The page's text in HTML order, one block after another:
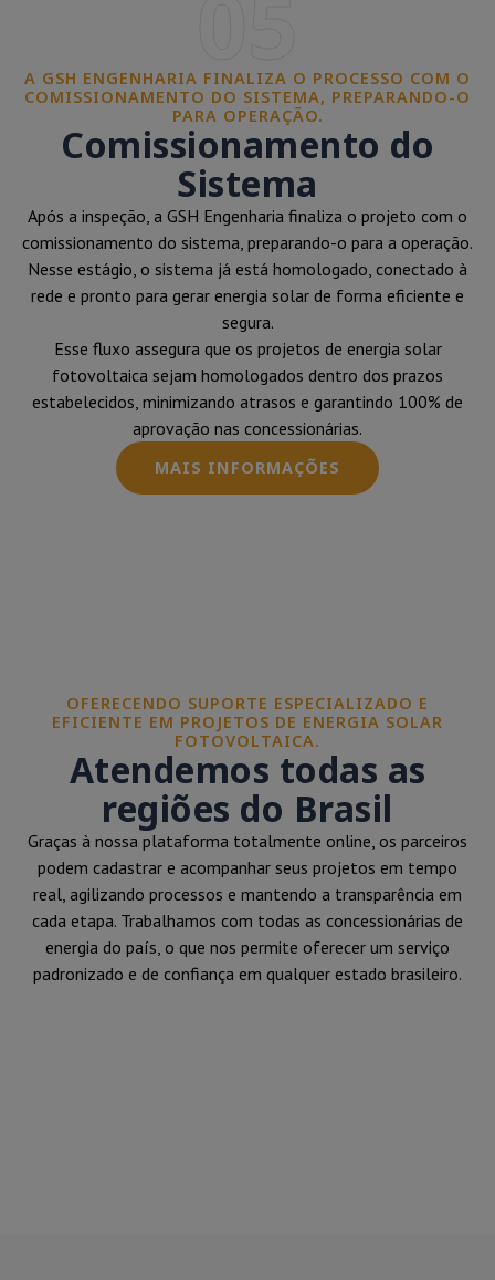
A GSH ENGENHARIA FINALIZA O PROCESSO COM O
COMISSIONAMENTO DO SISTEMA, PREPARANDO-O
PARA OPERAÇÃO.
Comissionamento do
Sistema
Após a inspeção, a GSH Engenharia finaliza o projeto com o
comissionamento do sistema, preparando-o para a operação.
Nesse estágio, o sistema já está homologado, conectado à
rede e pronto para gerar energia solar de forma eficiente e
segura.
Esse fluxo assegura que os projetos de energia solar
fotovoltaica sejam homologados dentro dos prazos
estabelecidos, minimizando atrasos e garantindo 100% de
aprovação nas concessionárias.
MAIS INFORMAÇÕES
OFERECENDO SUPORTE ESPECIALIZADO E
EFICIENTE EM PROJETOS DE ENERGIA SOLAR
FOTOVOLTAICA.
Atendemos todas as
regiões do Brasil
Graças à nossa plataforma totalmente online, os parceiros
podem cadastrar e acompanhar seus projetos em tempo
real, agilizando processos e mantendo a transparência em
cada etapa. Trabalhamos com todas as concessionárias de
energia do país, o que nos permite oferecer um serviço
padronizado e de confiança em qualquer estado brasileiro.